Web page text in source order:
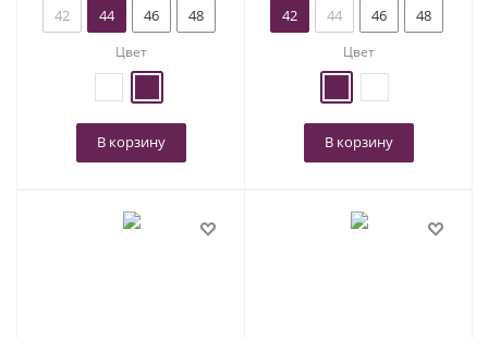
42 44 46 48
Цвет
В корзину
42 44 46 48
Цвет
В корзину